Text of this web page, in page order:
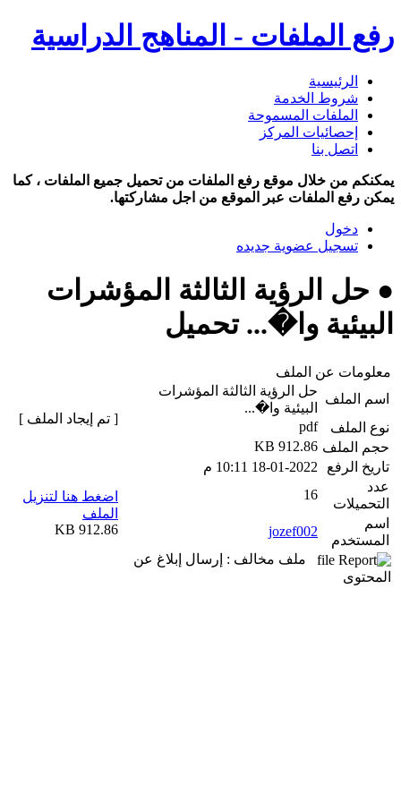
رفع الملفات - المناهج الدراسية
الرئيسية
شروط الخدمة
الملفات المسموحة
إحصائيات المركز
اتصل بنا
يمكنكم من خلال موقع رفع الملفات من تحميل جميع الملفات ، كما
يمكن رفع الملفات عبر الموقع من اجل مشاركتها.
دخول
تسجيل عضوية جديده
● حل الرؤية الثالثة المؤشرات
البيئية وا�... تحميل
معلومات عن الملف
اسم الملف
حل الرؤية الثالثة المؤشرات
البيئية وا�...
نوع الملف
pdf
حجم الملف 912.86 KB
تاريخ الرفع
18-01-2022 10:11 م
عدد
التحميلات
16
اسم
المستخدم
jozef002
ملف مخالف : إرسال إبلاغ عن
المحتوى
[ تم إيجاد الملف ]
اضغط هنا لتنزيل
الملف
912.86 KB